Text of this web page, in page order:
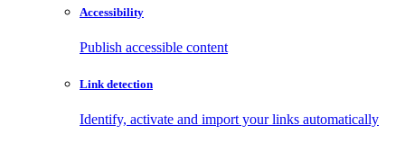
Accessibility
Publish accessible content
Link detection
Identify, activate and import your links automatically